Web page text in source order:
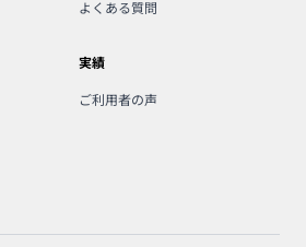
よくある質問
実績
ご利用者の声